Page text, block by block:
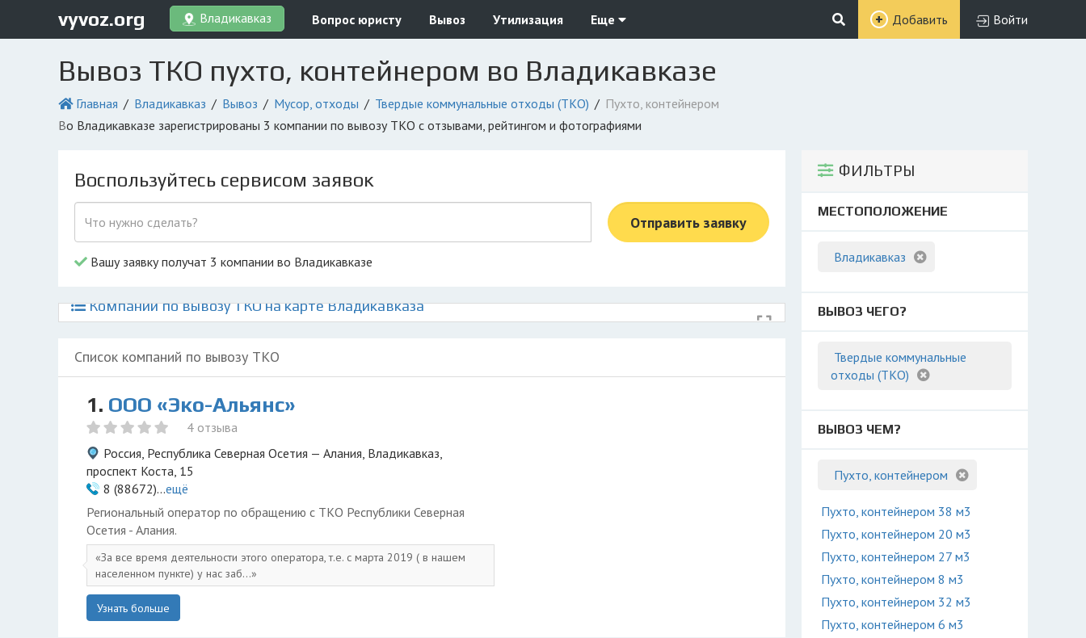
vyvoz.org Владикавказ Вопрос юристу Вывоз Утилизация Еще Добавить Войти
Вывоз ТКО пухто, контейнером во Владикавказе
Главная Владикавказ Вывоз Мусор, отходы Твердые коммунальные отходы (ТКО)
Пухто, контейнером
во Владикавказе зарегистрированы 3 компании по вывозу ТКО с отзывами, рейтингом и фотографиями
ФИЛЬТРЫ
МЕСТОПОЛОЖЕНИЕ
Владикавказ
ВЫВОЗ ЧЕГО?
Твердые коммунальные
отходы (ТКО)
ВЫВОЗ ЧЕМ?
Пухто, контейнером
Пухто, контейнером 38 м3
Пухто, контейнером 20 м3
Пухто, контейнером 27 м3
Пухто, контейнером 8 м3
Пухто, контейнером 32 м3
Пухто, контейнером 6 м3
Воспользуйтесь сервисом заявок
Отправить заявку
Вашу заявку получат 3 компании во Владикавказе
Компании по вывозу ТКО на карте Владикавказа
Список компаний по вывозу ТКО
1. ООО «Эко-Альянс»
4 отзыва
Россия, Республика Северная Осетия — Алания, Владикавказ,
проспект Коста, 15
8 (88672)...ещё
Региональный оператор по обращению с ТКО Республики Северная
Осетия - Алания.
За все время деятельности этого оператора, т.е. с марта 2019 ( в нашем
населенном пункте) у нас заб...
Узнать больше